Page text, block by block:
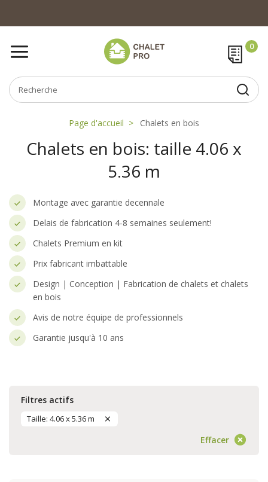
Page d'accueil Chalets en bois
Chalets en bois: taille 4.06 x
5.36 m
Montage avec garantie decennale
Delais de fabrication 4-8 semaines seulement!
Chalets Premium en kit
Prix fabricant imbattable
Design | Conception | Fabrication de chalets et chalets
en bois
Avis de notre équipe de professionnels
Garantie jusqu'à 10 ans
Filtres actifs
Taille: 4.06 x 5.36 m
Effacer